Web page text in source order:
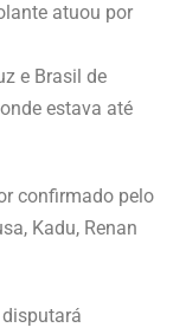
atuou por
e Brasil de
estava até
confirmado pelo
Kadu, Renan